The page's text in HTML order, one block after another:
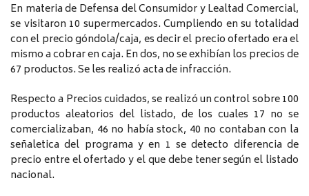
En materia de Defensa del Consumidor y Lealtad Comercial,
se visitaron 10 supermercados. Cumpliendo en su totalidad
con el precio góndola/caja, es decir el precio ofertado era el
mismo a cobrar en caja. En dos, no se exhibían los precios de
67 productos. Se les realizó acta de infracción.
Respecto a Precios cuidados, se realizó un control sobre 100
productos aleatorios del listado, de los cuales 17 no se
comercializaban, 46 no había stock, 40 no contaban con la
señaletica del programa y en 1 se detecto diferencia de
precio entre el ofertado y el que debe tener según el listado
nacional.